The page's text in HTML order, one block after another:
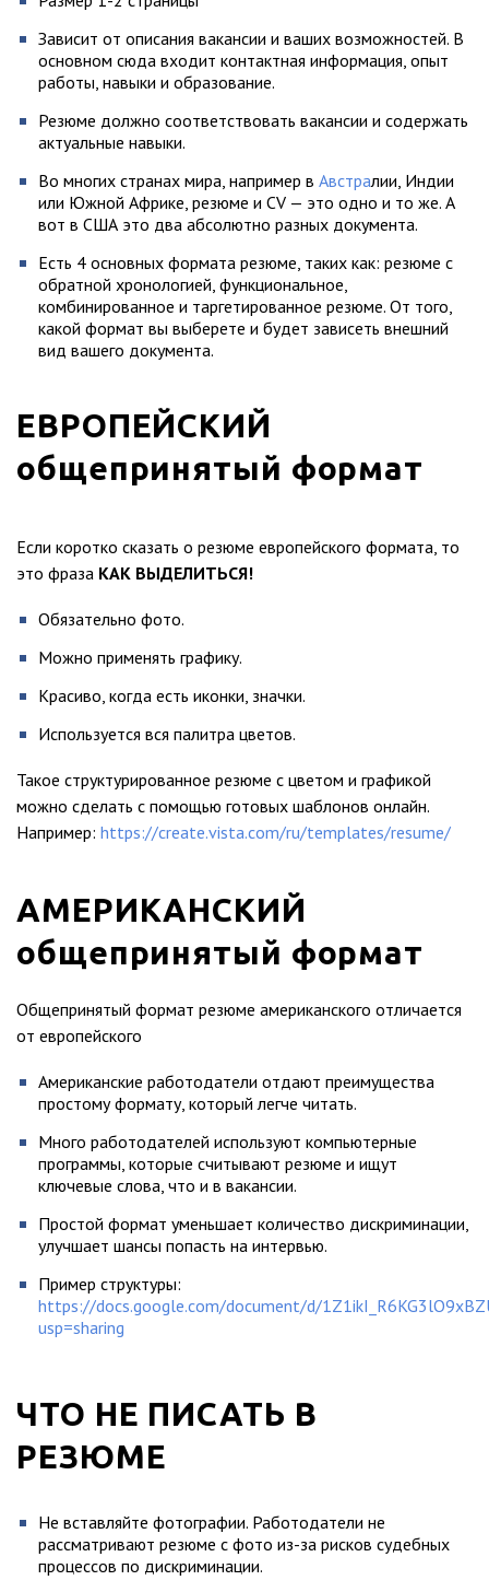
Зависит от описания вакансии и ваших возможностей. В
основном сюда входит контактная информация, опыт
работы, навыки и образование.
Резюме должно соответствовать вакансии и содержать
актуальные навыки.
Во многих странах мира, например в Австралии, Индии
или Южной Африке, резюме и CV — это одно и то же. А
вот в США это два абсолютно разных документа.
Есть 4 основных формата резюме, таких как: резюме с
обратной хронологией, функциональное,
комбинированное и таргетированное резюме. От того,
какой формат вы выберете и будет зависеть внешний
вид вашего документа.
ЕВРОПЕЙСКИЙ
общепринятый формат
Если коротко сказать о резюме европейского формата, то
это фраза КАК ВЫДЕЛИТЬСЯ!
Обязательно фото.
Можно применять графику.
Красиво, когда есть иконки, значки.
Используется вся палитра цветов.
Такое структурированное резюме с цветом и графикой
можно сделать с помощью готовых шаблонов онлайн.
Например: https://create.vista.com/ru/templates/resume/
АМЕРИКАНСКИЙ
общепринятый формат
Общепринятый формат резюме американского отличается
от европейского
Американские работодатели отдают преимущества
простому формату, который легче читать.
Много работодателей используют компьютерные
программы, которые считывают резюме и ищут
ключевые слова, что и в вакансии.
Простой формат уменьшает количество дискриминации,
улучшает шансы попасть на интервью.
Пример структуры:
https://docs.google.com/document/d/
usp=sharing
ЧТО НЕ ПИСАТЬ В
РЕЗЮМЕ
Не вставляйте фотографии. Работодатели не
рассматривают резюме с фото из-за рисков судебных
процессов по дискриминации.